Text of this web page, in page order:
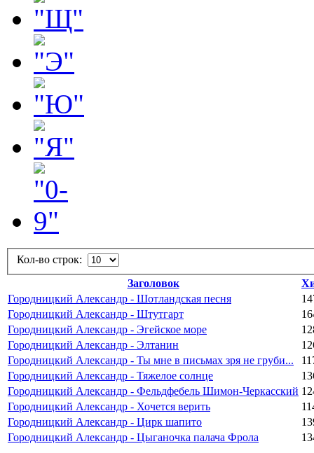
Кол-во строк:
Заголовок
Городницкий Александр - Шотландская песня
Городницкий Александр - Штутгарт
Городницкий Александр - Эгейское море
Городницкий Александр - Элтанин
Городницкий Александр - Ты мне в письмах зря не груби...
Городницкий Александр - Тяжелое солнце
Городницкий Александр - Фельдфебель Шимон-Черкасский
Городницкий Александр - Хочется верить
Городницкий Александр - Цирк шапито
Городницкий Александр - Цыганочка палача Фрола